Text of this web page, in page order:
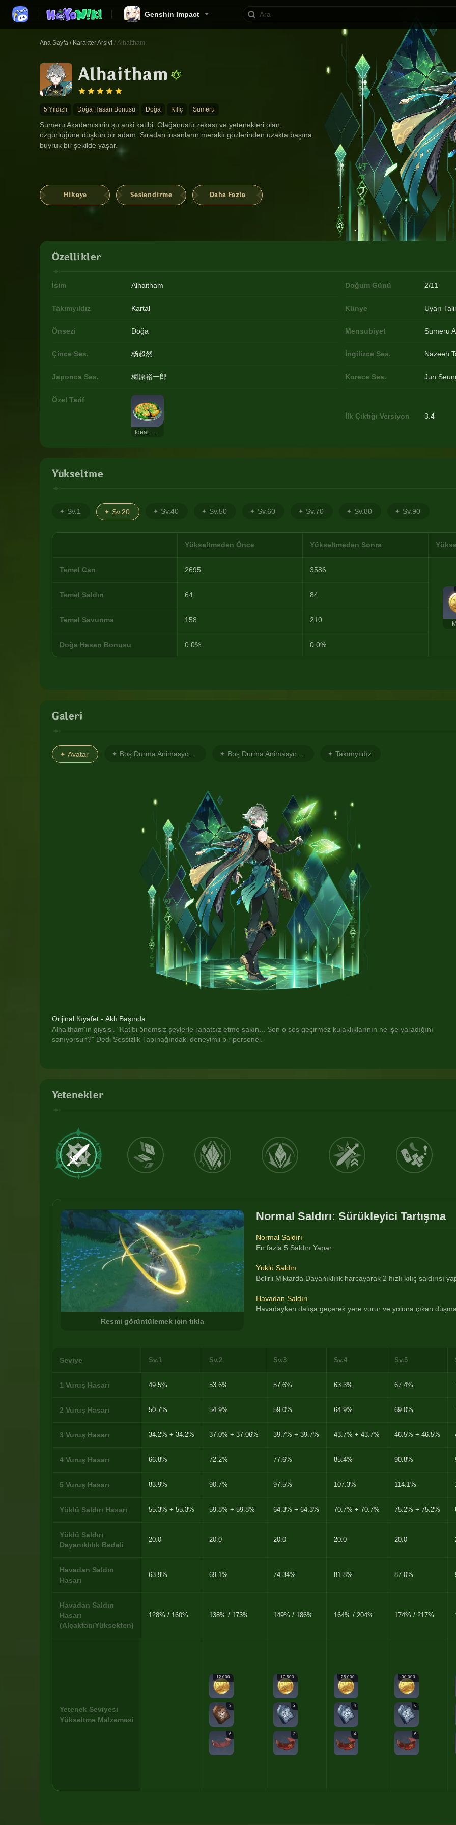
Genshin Impact
Ana Sayfa / Karakter Arşivi / Alhaitham
Alhaitham
5 Yıldızlı Doğa Hasarı Bonusu Doğa Kılıç Sumeru
Sumeru Akademisinin şu anki katibi. Olağanüstü zekası ve yetenekleri olan,
özgürlüğüne düşkün bir adam. Sıradan insanların meraklı gözlerinden uzakta başına
buyruk bir şekilde yaşar.
Hikaye Seslendirme Daha Fazla
Özellikler
İsim Alhaitham Doğum Günü 2/11
Takımyıldız Kartal Künye Uyarı
Önsezi Doğa Mensubiyet Sumeru
Çince Ses. 杨超然 İngilizce Ses. Nazeeh
Japonca Ses. 梅原裕一郎 Korece Ses. Jun
Özel Tarif
İdeal Durum
İlk Çıktığı Versiyon 3.4
Yükseltme
Sv.1 Sv.20 Sv.40 Sv.50 Sv.60 Sv.70 Sv.80 Sv.90
Yükseltmeden Önce Yükseltmeden Sonra
Temel Can 2695 3586
Temel Saldırı 64 84
Temel Savunma 158 210
Doğa Hasarı Bonusu 0.0% 0.0%
Galeri
Avatar Takımyıldız
Orijinal Kıyafet - Aklı Başında
Alhaitham'ın giysisi. "Katibi önemsiz şeylerle rahatsız etme sakın... Sen o ses geçirmez kulaklıklarının ne işe yaradığını
sanıyorsun?" Dedi Sessizlik Tapınağındaki deneyimli bir personel.
Yetenekler
Resmi görüntülemek için tıkla
Normal Saldırı: Sürükleyici Tartışma
Normal Saldırı
En fazla 5 Saldırı Yapar
Yüklü Saldırı
Belirli Miktarda Dayanıklılık harcayarak 2 hızlı kılıç saldırısı
Havadan Saldırı
Havadayken dalışa geçerek yere vurur ve yoluna çıkan
Seviye Sv.1 Sv.2 Sv.3 Sv.4 Sv.5
1 Vuruş Hasarı 49.5% 53.6% 57.6% 63.3% 67.4%
2 Vuruş Hasarı 50.7% 54.9% 59.0% 64.9% 69.0%
3 Vuruş Hasarı 34.2% + 34.2% 37.0% + 37.06% 39.7% + 39.7% 43.7% + 43.7% 46.5% + 46.5%
4 Vuruş Hasarı 66.8% 72.2% 77.6% 85.4% 90.8%
5 Vuruş Hasarı 83.9% 90.7% 97.5% 107.3% 114.1%
Yüklü Saldırı Hasarı 55.3% + 55.3% 59.8% + 59.8% 64.3% + 64.3% 70.7% + 70.7% 75.2% + 75.2%
Yüklü Saldırı
Dayanıklılık Bedeli
20.0 20.0 20.0 20.0 20.0
Havadan Saldırı
Hasarı
63.9% 69.1% 74.34% 81.8% 87.0%
Havadan Saldırı
Hasarı
(Alçaktan/Yüksekten)
128% / 160% 138% / 173% 149% / 186% 164% / 204% 174% / 217%
Yetenek Seviyesi
Yükseltme Malzemesi
12.000
3
6
17.500
2
3
25.000
4
4
30.000
6
6